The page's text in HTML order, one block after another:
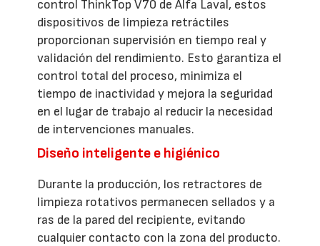
control ThinkTop V70 de Alfa Laval, estos
dispositivos de limpieza retráctiles
proporcionan supervisión en tiempo real y
validación del rendimiento. Esto garantiza el
control total del proceso, minimiza el
tiempo de inactividad y mejora la seguridad
en el lugar de trabajo al reducir la necesidad
de intervenciones manuales.
Diseño inteligente e higiénico
Durante la producción, los retractores de
limpieza rotativos permanecen sellados y a
ras de la pared del recipiente, evitando
cualquier contacto con la zona del producto.